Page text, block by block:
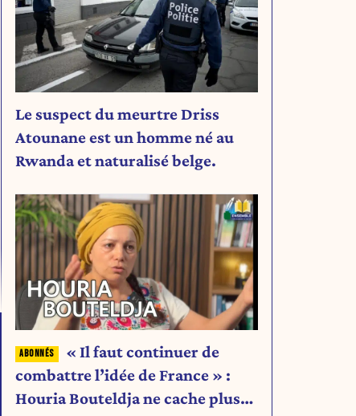
Le suspect du meurtre Driss
Atounane est un homme né au
Rwanda et naturalisé belge.
« Il faut continuer de
combattre l’idée de France » :
Houria Bouteldja ne cache plus